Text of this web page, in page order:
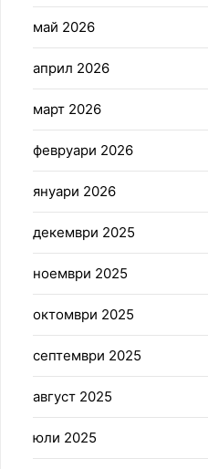
май 2026
април 2026
март 2026
февруари 2026
януари 2026
декември 2025
ноември 2025
октомври 2025
септември 2025
август 2025
юли 2025